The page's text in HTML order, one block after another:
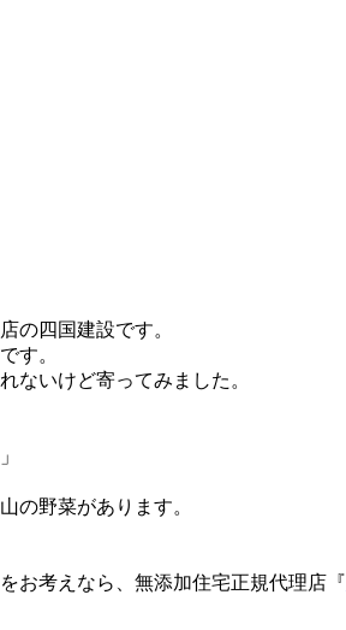
の四国建設です。
す。
ないけど寄ってみました。
の野菜があります。
お考えなら、無添加住宅正規代理店『